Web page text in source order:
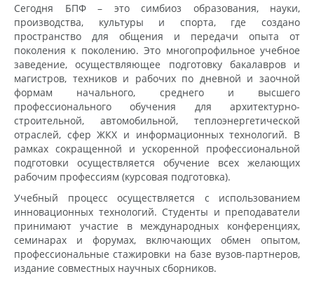
Сегодня БПФ – это симбиоз образования, науки,
производства, культуры и спорта, где создано
пространство для общения и передачи опыта от
поколения к поколению. Это многопрофильное учебное
заведение, осуществляющее подготовку бакалавров и
магистров, техников и рабочих по дневной и заочной
формам начального, среднего и высшего
профессионального обучения для архитектурно-
строительной, автомобильной, теплоэнергетической
отраслей, сфер ЖКХ и информационных технологий. В
рамках сокращенной и ускоренной профессиональной
подготовки осуществляется обучение всех желающих
рабочим профессиям (курсовая подготовка).
Учебный процесс осуществляется с использованием
инновационных технологий. Студенты и преподаватели
принимают участие в международных конференциях,
семинарах и форумах, включающих обмен опытом,
профессиональные стажировки на базе вузов-партнеров,
издание совместных научных сборников.